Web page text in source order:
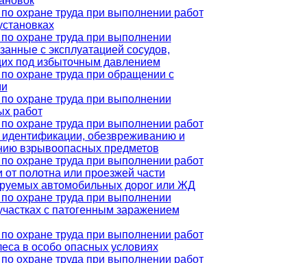
охране труда при выполнении работ
охране труда при выполнении
с эксплуатацией сосудов,
под избыточным давлением
охране труда при обращении с
охране труда при выполнении
работ
охране труда при выполнении работ
идентификации, обезвреживанию и
взрывоопасных предметов
охране труда при выполнении работ
от полотна или проезжей части
автомобильных дорог или ЖД
охране труда при выполнении
с патогенным заражением
охране труда при выполнении работ
в особо опасных условиях
охране труда при выполнении работ